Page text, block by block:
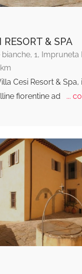
& SPA
1, Impruneta
Cesi Resort &
fiorentine ad
...